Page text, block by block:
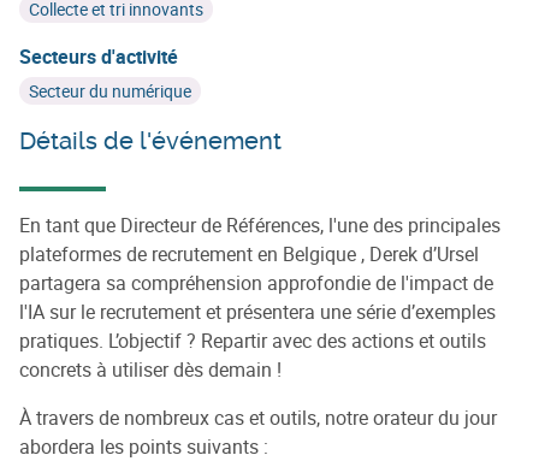
Collecte et tri innovants
Secteurs d'activité
Secteur du numérique
Détails de l'événement
En tant que Directeur de Références, l'une des principales
plateformes de recrutement en Belgique , Derek d’Ursel
partagera sa compréhension approfondie de l'impact de
l'IA sur le recrutement et présentera une série d’exemples
pratiques. L’objectif ? Repartir avec des actions et outils
concrets à utiliser dès demain !
À travers de nombreux cas et outils, notre orateur du jour
abordera les points suivants :